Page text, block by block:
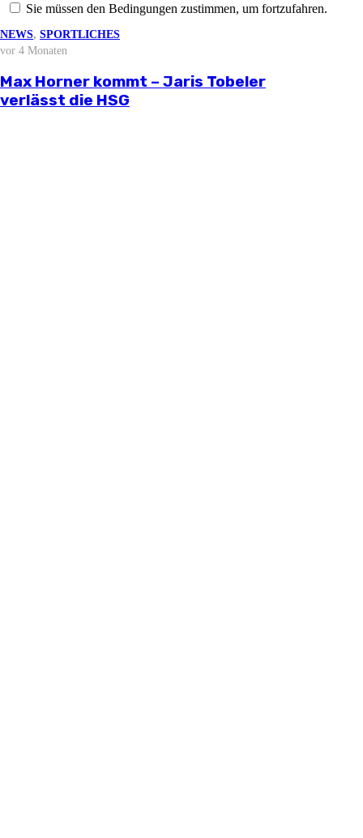
NEWS
vor 3 Wochen
Stellungnahme zur aktuellen
wirtschaftlichen Situation
NEWS
Saisonvorbereitung 2026/27
NEWS
vor 2 Monaten
Björn Zintel geht – Emiel Hoogland
kommt
NEWS
vor 3 Monaten
Mathis Berger übernimmt Social Media
und Öffentlichkeitsarbeit
NEWS, SPORTLICHES
vor 4 Monaten
Max Horner kommt – Jaris Tobeler
verlässt die HSG
Sie müssen den Bedingungen zustimmen, um fortzufahren.